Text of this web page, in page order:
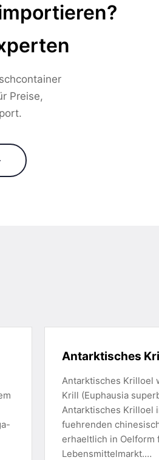
Preise,
Antarktisches
Antarktisches Krilloel
Krill (Euphausia
Antarktisches Krilloel
fuehrenden
erhaeltlich in Oelform
Lebensmittelmarkt.…